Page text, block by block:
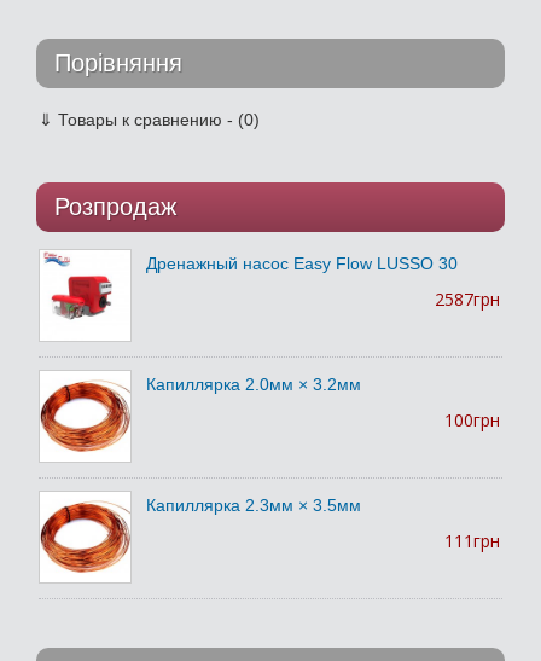
Порівняння
⇓ Товары к сравнению - (0)
Розпродаж
Дренажный насос Easy Flow LUSSO 30
2587грн
Капиллярка 2.0мм × 3.2мм
100грн
Капиллярка 2.3мм × 3.5мм
111грн